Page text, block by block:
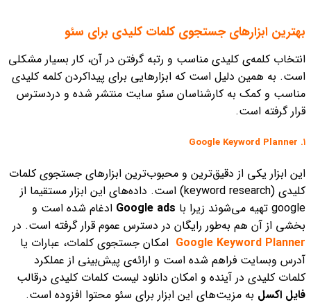
بهترین ابزارهای جستجوی کلمات کلیدی برای سئو
انتخاب کلمه‌ی کلیدی مناسب و رتبه گرفتن در آن، کار بسیار مشکلی
است. به‌ همین دلیل است که ابزارهایی برای پیداکردن کلمه کلیدی
مناسب و کمک به کارشناسان سئو سایت منتشر شده و دردسترس
قرار گرفته است.
۱. Google Keyword Planner
این ابزار یکی از دقیق‌ترین و محبوب‌ترین ابزارهای جستجوی کلمات
کلیدی (keyword research) است. داده‌های این ابزار مستقیما از
google تهیه می‌شوند زیرا با
Google ads ادغام شده است و
بخشی از آن هم به‌طور رایگان در دسترس عموم قرار‌ گرفته‌ است. در
Google Keyword Planner امکان جستجوی کلمات، عبارات یا
آدرس وبسایت فراهم شده است و ارائه‌ی پیش‌بینی از عملکرد
کلمات کلیدی در آینده و امکان دانلود لیست کلمات کلیدی درقالب
فایل اکسل به مزیت‌های این ابزار برای سئو محتوا افزوده است.